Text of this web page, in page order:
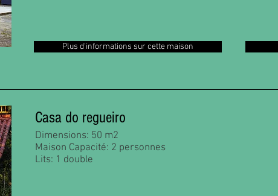
Plus d'informations sur cette maison
Casa do regueiro
Dimensions: 50 m2
Maison Capacité: 2 personnes
Lits: 1 double